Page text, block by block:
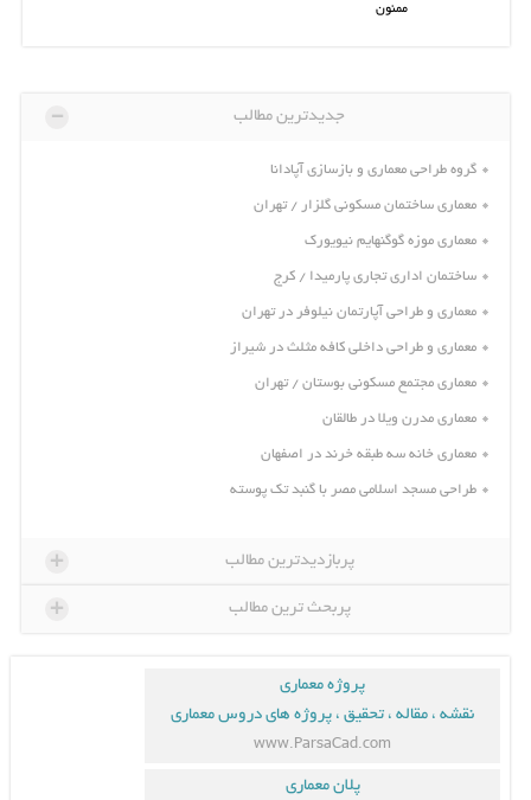
ممنون
جدیدترین مطالب -
گروه طراحی معماری و بازسازی آپادانا
معماری ساختمان مسکونی گلزار / تهران
معماری موزه گوگنهایم نیویورک
ساختمان اداری تجاری پارمیدا / کرج
معماری و طراحی آپارتمان نیلوفر در تهران
معماری و طراحی داخلی کافه مثلث در شیراز
معماری مجتمع مسکونی بوستان / تهران
معماری مدرن ویلا در طالقان
معماری خانه سه طبقه خرند در اصفهان
طراحی مسجد اسلامی مصر با گنبد تک پوسته
پربازدیدترین مطالب +
پربحث ترین مطالب +
پروژه معماری
نقشه ، مقاله ، تحقیق ، پروژه های دروس معماری
www.ParsaCad.com
پلان معماری